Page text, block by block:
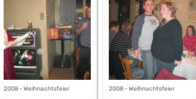
2008 - Weihnachtsfeier 2008 - Weihnachtsfeier